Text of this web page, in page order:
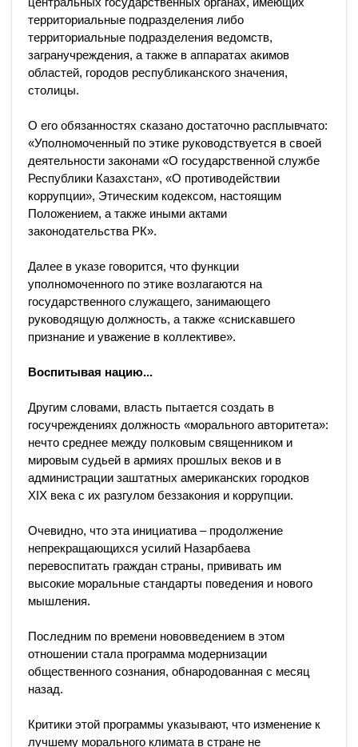
территориальные подразделения либо
территориальные подразделения ведомств,
загранучреждения, а также в аппаратах акимов
областей, городов республиканского значения,
столицы.
О его обязанностях сказано достаточно расплывчато:
«Уполномоченный по этике руководствуется в своей
деятельности законами «О государственной службе
Республики Казахстан», «О противодействии
коррупции», Этическим кодексом, настоящим
Положением, а также иными актами
законодательства РК».
Далее в указе говорится, что функции
уполномоченного по этике возлагаются на
государственного служащего, занимающего
руководящую должность, а также «снискавшего
признание и уважение в коллективе».
Воспитывая нацию...
Другим словами, власть пытается создать в
госучреждениях должность «морального авторитета»:
нечто среднее между полковым священником и
мировым судьей в армиях прошлых веков и в
администрации заштатных американских городков
XIX века с их разгулом беззакония и коррупции.
Очевидно, что эта инициатива – продолжение
непрекращающихся усилий Назарбаева
перевоспитать граждан страны, прививать им
высокие моральные стандарты поведения и нового
мышления.
Последним по времени нововведением в этом
отношении стала программа модернизации
общественного сознания, обнародованная с месяц
назад.
Критики этой программы указывают, что изменение к
лучшему морального климата в стране не